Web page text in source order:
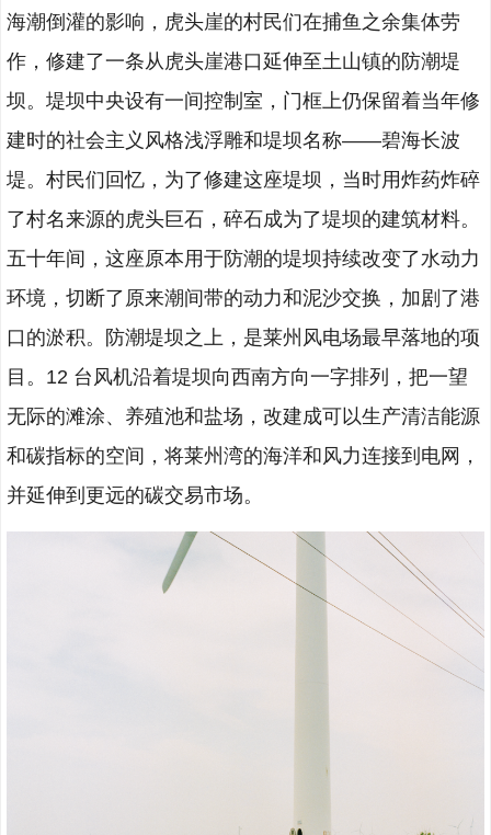
海潮倒灌的影响，虎头崖的村民们在捕鱼之余集体劳
作，修建了一条从虎头崖港口延伸至土山镇的防潮堤
坝。堤坝中央设有一间控制室，门框上仍保留着当年修
建时的社会主义风格浅浮雕和堤坝名称——碧海长波
堤。村民们回忆，为了修建这座堤坝，当时用炸药炸碎
了村名来源的虎头巨石，碎石成为了堤坝的建筑材料。
五十年间，这座原本用于防潮的堤坝持续改变了水动力
环境，切断了原来潮间带的动力和泥沙交换，加剧了港
口的淤积。防潮堤坝之上，是莱州风电场最早落地的项
目。12 台风机沿着堤坝向西南方向一字排列，把一望
无际的滩涂、养殖池和盐场，改建成可以生产清洁能源
和碳指标的空间，将莱州湾的海洋和风力连接到电网，
并延伸到更远的碳交易市场。